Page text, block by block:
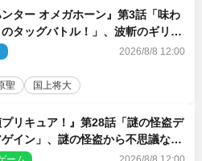
ンター オメガホーン』第3話「味わ
タッグバトル！」、波斬のギリコ
バトルを挑んできた！2026/8/8 12:00
聖 国上将大
リキュア！』第28話「謎の怪盗デ
イン」、謎の怪盗から不思議な予